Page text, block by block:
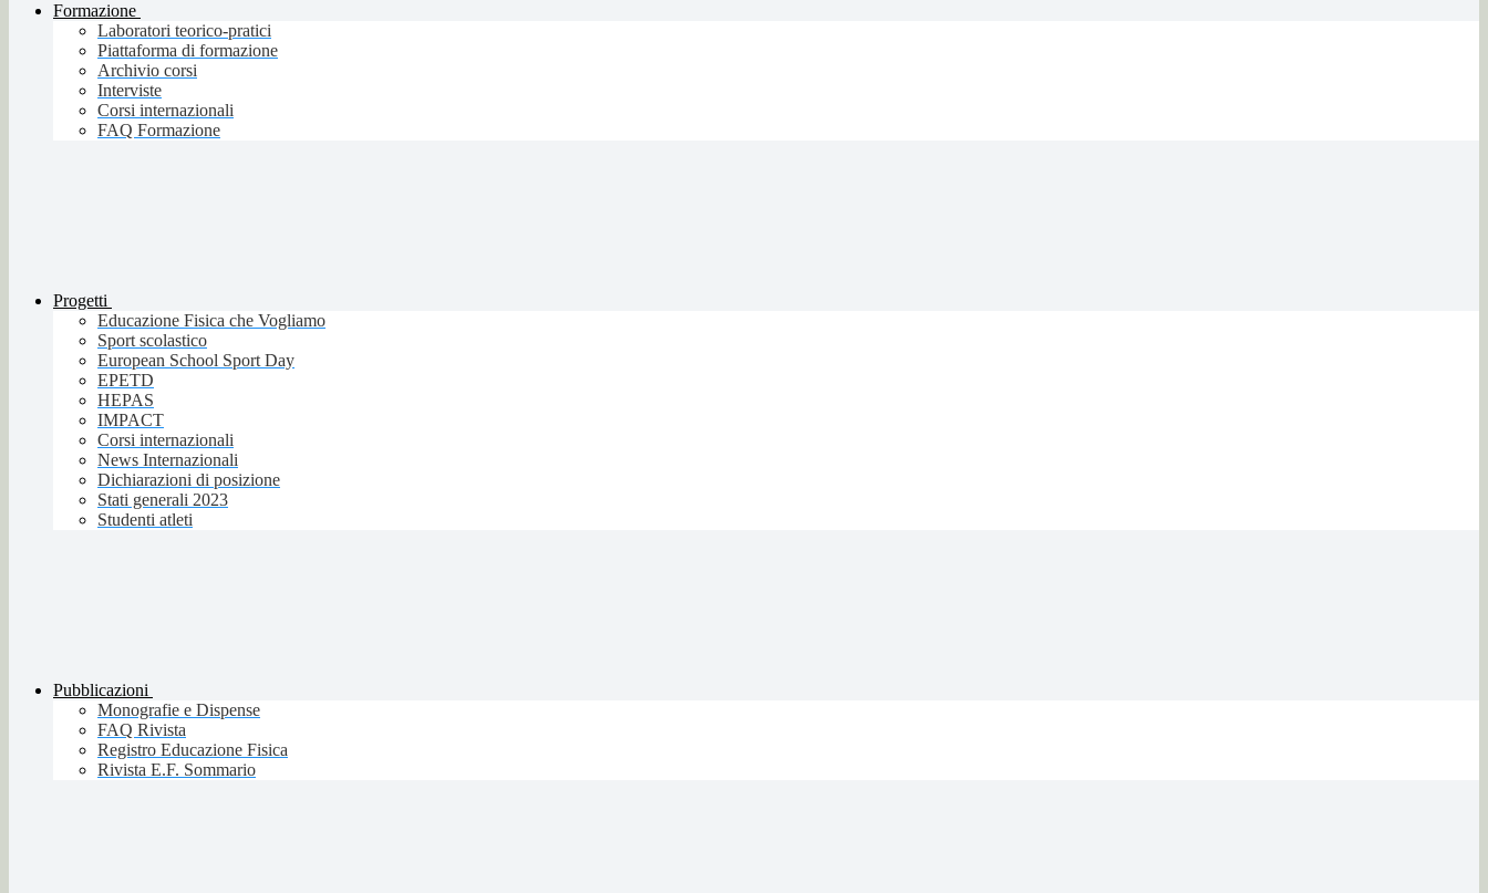
Formazione
Laboratori teorico-pratici
Piattaforma di formazione
Archivio corsi
Interviste
Corsi internazionali
FAQ Formazione
Progetti
Educazione Fisica che Vogliamo
Sport scolastico
European School Sport Day
EPETD
HEPAS
IMPACT
Corsi internazionali
News Internazionali
Dichiarazioni di posizione
Stati generali 2023
Studenti atleti
Pubblicazioni
Monografie e Dispense
FAQ Rivista
Registro Educazione Fisica
Rivista E.F. Sommario